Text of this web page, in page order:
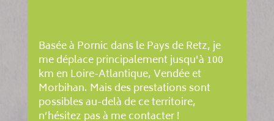
Basée à Pornic dans le Pays de Retz, je
me déplace principalement jusqu'à 100
km en Loire-Atlantique, Vendée et
Morbihan. Mais des prestations sont
possibles au-delà de ce territoire,
n’hésitez pas à me contacter !